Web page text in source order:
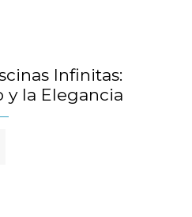
Infinitas:
y la Elegancia